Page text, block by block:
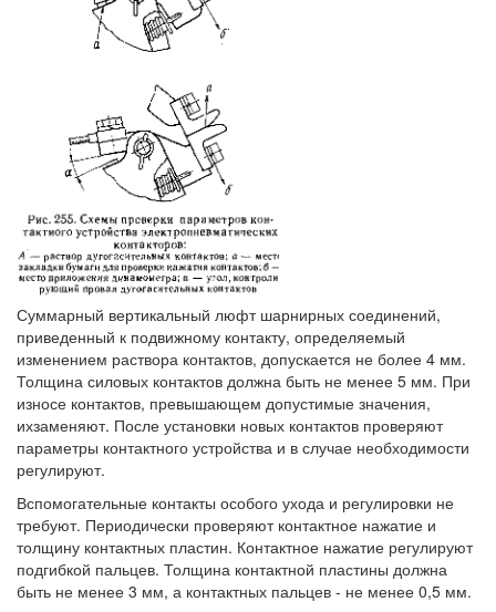
Суммарный вертикальный люфт шарнирных соединений,
приведенный к подвижному контакту, определяемый
изменением раствора контактов, допускается не более 4 мм.
Толщина силовых контактов должна быть не менее 5 мм. При
износе контактов, превышающем допустимые значения,
ихзаменяют. После установки новых контактов проверяют
параметры контактного устройства и в случае необходимости
регулируют.
Вспомогательные контакты особого ухода и регулировки не
требуют. Периодически проверяют контактное нажатие и
толщину контактных пластин. Контактное нажатие регулируют
подгибкой пальцев. Толщина контактной пластины должна
быть не менее 3 мм, а контактных пальцев - не менее 0,5 мм.